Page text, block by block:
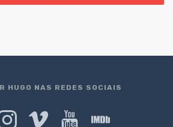
HUGO NAS REDES SOCIAIS